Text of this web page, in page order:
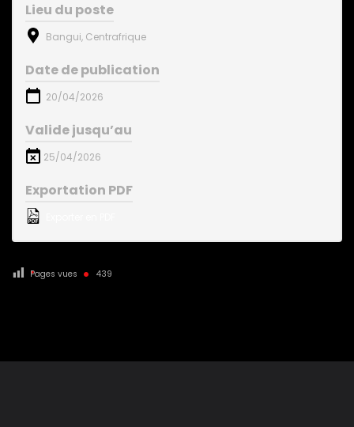
Lieu du poste
Bangui, Centrafrique
Date de publication
20/04/2026
Valide jusqu’au
25/04/2026
Exportation PDF
Pages vues 439